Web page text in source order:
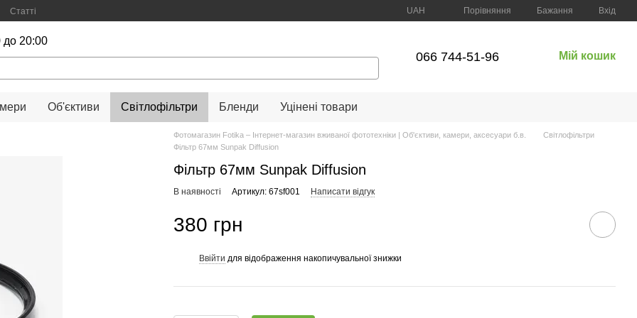
Статті UAH Порівняння Бажання Вхід
20:00
066 744-51-96 Мій кошик
Об'єктиви Світлофільтри Бленди Уцінені товари
Фотомагазин Fotika – Інтернет-магазин вживаної фототехніки | Об'єктиви, камери, аксесуари б.в.
Світлофільтри
Фільтр 67мм Sunpak Diffusion
Фільтр 67мм Sunpak Diffusion
В наявності Артикул: 67sf001 Написати відгук
380 грн
Ввійти для відображення накопичувальної знижки